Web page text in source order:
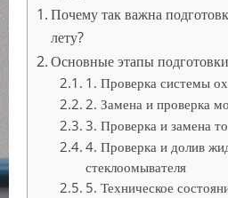
Почему так важна
лету?
Основные этапы
1. Проверка системы
2. Замена и проверка
3. Проверка и замена
4. Проверка и долив
стеклоомывателя
5. Техническое